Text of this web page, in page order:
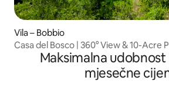
Vila – Bobbio
Casa del Bosco | 360° View & 10-Acre
Maksimalna
mjesečne